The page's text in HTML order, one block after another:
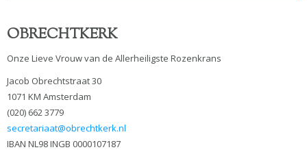
OBRECHTKERK
Onze Lieve Vrouw van de Allerheiligste Rozenkrans
Jacob Obrechtstraat 30
1071 KM Amsterdam
(020) 662 3779
secretariaat@obrechtkerk.nl
IBAN NL98 INGB 0000107187